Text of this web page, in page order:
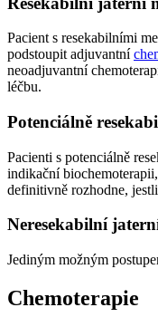
Pacient s resekabilními
podstoupit adjuvantní
neoadjuvantní
léčbu.
Potenciálně
Pacienti s potenciálně
indikační
definitivně rozhodne,
Neresekabilní
Jediným možným
Chemoterapie